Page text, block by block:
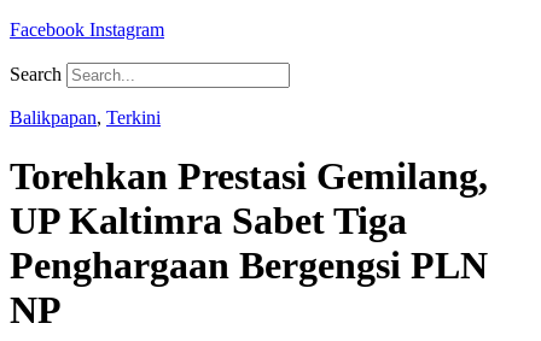
Facebook Instagram
Search
Balikpapan, Terkini
Torehkan Prestasi Gemilang,
UP Kaltimra Sabet Tiga
Penghargaan Bergengsi PLN
NP